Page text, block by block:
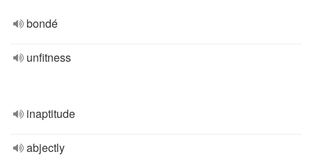
bondé
unfitness
inaptitude
abjectly